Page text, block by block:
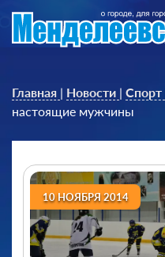
Главная | Новости | Спорт
настоящие мужчины
10 НОЯБРЯ 2014